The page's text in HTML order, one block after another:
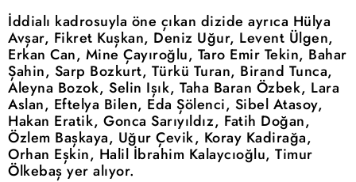
İddialı kadrosuyla öne çıkan dizide ayrıca Hülya
Avşar, Fikret Kuşkan, Deniz Uğur, Levent Ülgen,
Erkan Can, Mine Çayıroğlu, Taro Emir Tekin, Bahar
Şahin, Sarp Bozkurt, Türkü Turan, Birand Tunca,
Aleyna Bozok, Selin Işık, Taha Baran Özbek, Lara
Aslan, Eftelya Bilen, Eda Şölenci, Sibel Atasoy,
Hakan Eratik, Gonca Sarıyıldız, Fatih Doğan,
Özlem Başkaya, Uğur Çevik, Koray Kadirağa,
Orhan Eşkin, Halil İbrahim Kalaycıoğlu, Timur
Ölkebaş yer alıyor.